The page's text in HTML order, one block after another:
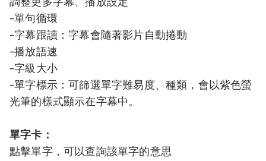
-單句循環
-字幕跟讀：字幕會隨著影片自動捲動
-播放語速
-字級大小
-單字標示：可篩選單字難易度、種類，會以紫色螢
光筆的樣式顯示在字幕中。
單字卡：
點擊單字，可以查詢該單字的意思